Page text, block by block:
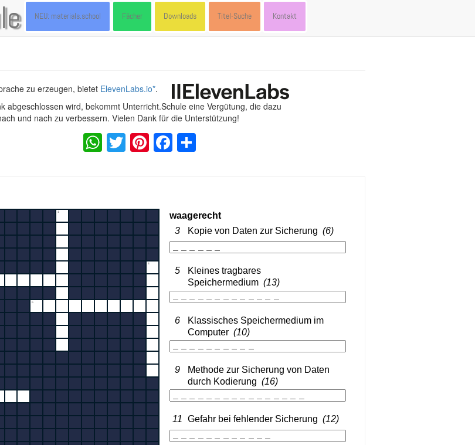
NEU: materials.school Fächer Downloads Titel-Suche Kontakt
zu erzeugen, bietet ElevenLabs.io*.
abgeschlossen wird, bekommt Unterricht.Schule eine Vergütung, die dazu
und nach zu verbessern. Vielen Dank für die Unterstützung!
WhatsApp
Twitter
Pinterest
Facebook